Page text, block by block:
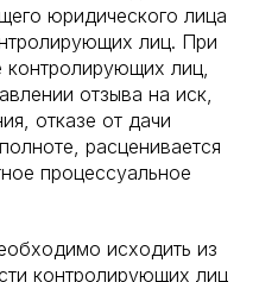
юридического лица
лиц. При
контролирующих лиц,
отзыва на иск,
отказе от дачи
расценивается
процессуальное
исходить из
контролирующих лиц